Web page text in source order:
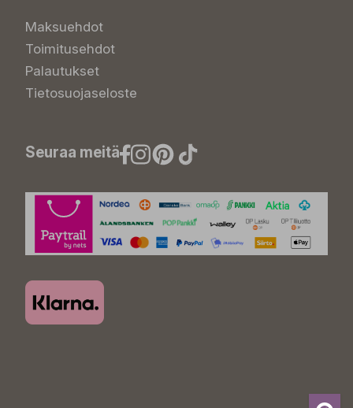
Maksuehdot
Toimitusehdot
Palautukset
Tietosuojaseloste
Seuraa meitä